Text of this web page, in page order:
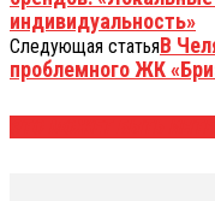
индивидуальность»
Следующая статьяВ
проблемного ЖК